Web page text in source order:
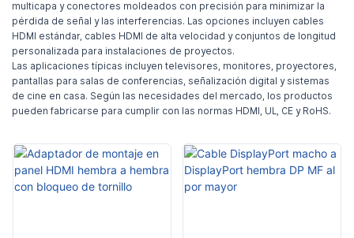
multicapa y conectores moldeados con precisión para minimizar la
pérdida de señal y las interferencias. Las opciones incluyen cables
HDMI estándar, cables HDMI de alta velocidad y conjuntos de longitud
personalizada para instalaciones de proyectos.
Las aplicaciones típicas incluyen televisores, monitores, proyectores,
pantallas para salas de conferencias, señalización digital y sistemas
de cine en casa. Según las necesidades del mercado, los productos
pueden fabricarse para cumplir con las normas HDMI, UL, CE y RoHS.